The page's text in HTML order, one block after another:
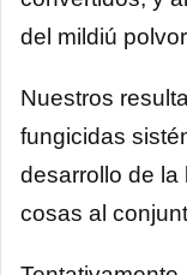
del mildiú
Nuestros
fungicidas
desarrollo de
cosas al